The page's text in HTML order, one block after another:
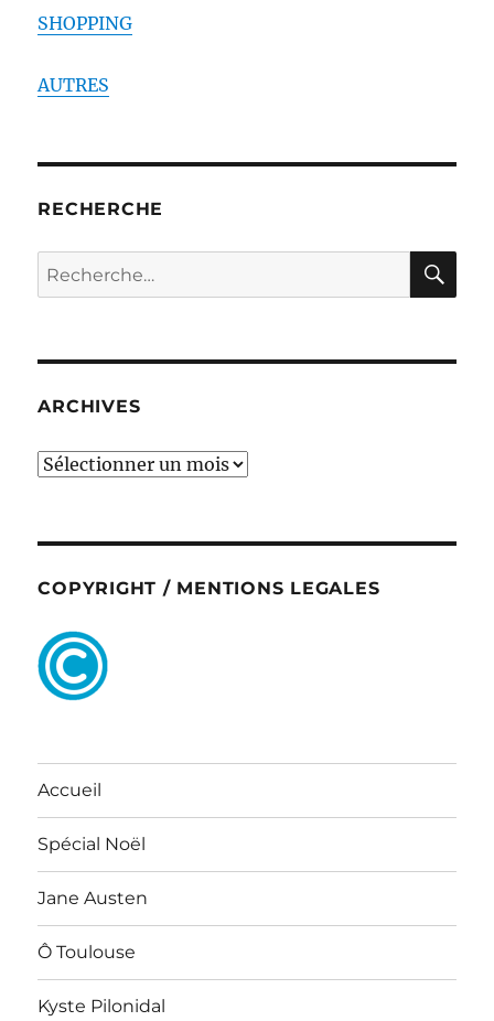
SHOPPING
AUTRES
RECHERCHE
Recherche
pour :
ARCHIVES
ARCHIVES
COPYRIGHT / MENTIONS LEGALES
Accueil
Spécial Noël
Jane Austen
Ô Toulouse
Kyste Pilonidal